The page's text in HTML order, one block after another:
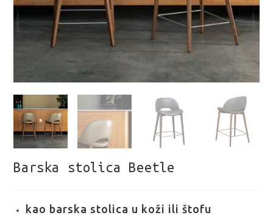
Barska stolica Beetle
kao barska stolica u koži ili štofu